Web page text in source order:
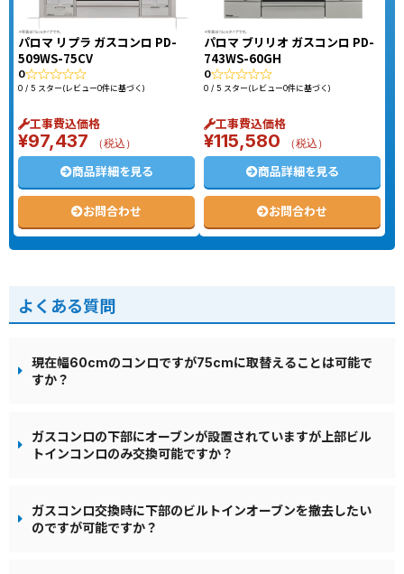
パロマ リプラ ガスコンロ PD-
509WS-75CV
0
0 / 5 スター(レビュー0件に基づく)
工事費込価格
¥97,437 （税込）
商品詳細を見る
お問合わせ
パロマ ブリリオ ガスコンロ PD-
743WS-60GH
0
0 / 5 スター(レビュー0件に基づく)
工事費込価格
¥115,580 （税込）
商品詳細を見る
お問合わせ
よくある質問
現在幅60cmのコンロですが75cmに取替えることは可能で
すか？
ガスコンロの下部にオーブンが設置されていますが上部ビル
トインコンロのみ交換可能ですか？
ガスコンロ交換時に下部のビルトインオーブンを撤去したい
のですが可能ですか？